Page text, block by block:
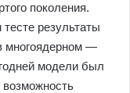
поколения.
результаты
многоядерном —
модели был